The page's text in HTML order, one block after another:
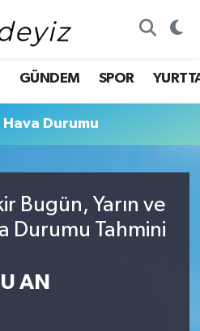
GÜNDEM SPOR
Hava Durumu
Bugün, Yarın ve
Durumu Tahmini
AN
Haritası